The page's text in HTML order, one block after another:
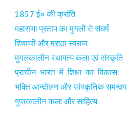
1857 ई० की क्रांति
महाराणा प्रताप का मुगलों से संघर्ष
शिवाजी और मराठा स्वराज
मुगलकालीन स्थापत्य कला एवं संस्कृति
प्राचीन भारत में शिक्षा का विकास
भक्ति आन्दोलन और सांस्कृतिक समन्वय
गुप्तकालीन कला और साहित्य